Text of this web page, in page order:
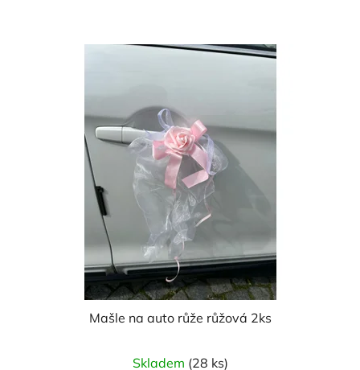
Mašle na auto růže růžová 2ks
Skladem (28 ks)